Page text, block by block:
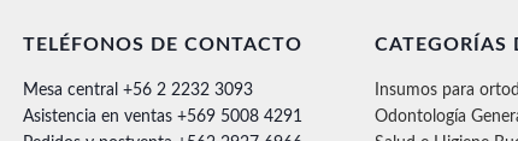
TELÉFONOS DE CONTACTO
Mesa central +56 2 2232 3093
Asistencia en ventas +569 5008 4291
CATEGORÍAS
Insumos para
Odontología